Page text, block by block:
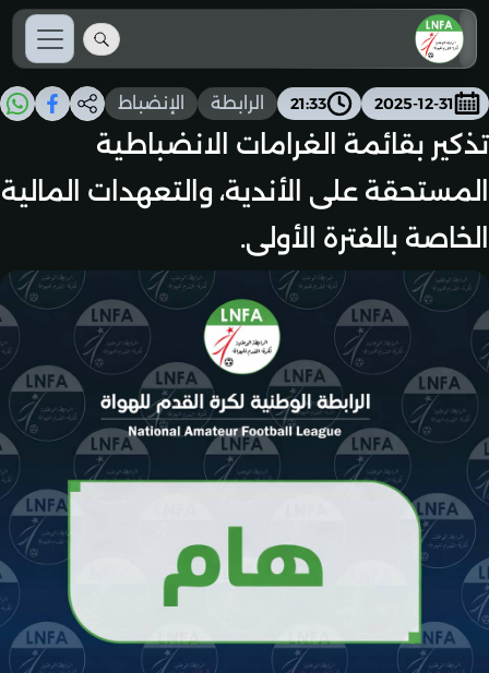
2025-12-31
21:33 الرابطة الإنضباط
تذكير بقائمة الغرامات الانضباطية
المستحقة على الأندية، والتعهدات المالية
الخاصة بالفترة الأولى.